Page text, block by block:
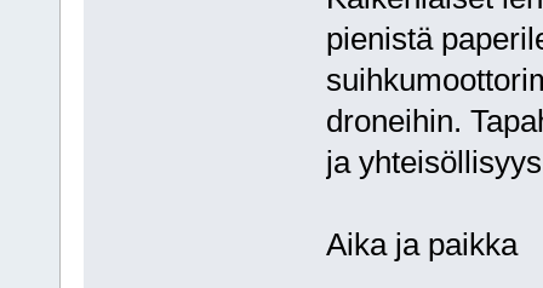
pienistä
droneihin.
ja
Aika ja paikka